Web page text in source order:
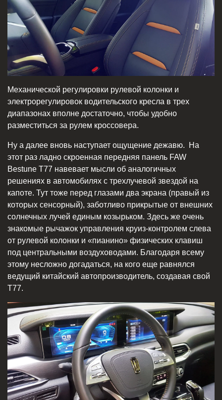
Механической регулировки рулевой колонки и
электрорегулировок водительского кресла в трех
диапазонах вполне достаточно, чтобы удобно
разместиться за рулем кроссовера.
Ну а далее вновь наступает ощущение дежавю. На
этот раз ладно скроенная передняя панель FAW
Bestune T77 навевает мысли об аналогичных
решениях в автомобилях c трехлучевой звездой на
капоте. Тут тоже перед глазами два экрана (правый из
которых сенсорный), заботливо прикрытые от внешних
солнечных лучей единым козырьком. Здесь же очень
знакомые рычажок управления круиз-контролем слева
от рулевой колонки и «пианино» физических клавиш
под центральными воздуховодами. Благодаря всему
этому несложно догадаться, на кого еще равнялся
ведущий китайский автопроизводитель, создавая свой
T77.